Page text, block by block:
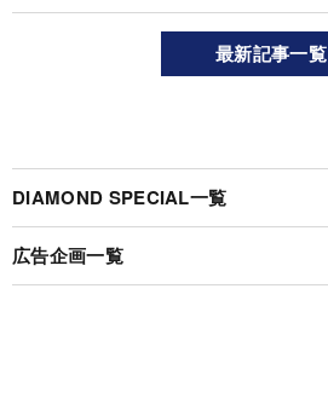
最新記事一覧
DIAMOND SPECIAL一覧
広告企画一覧